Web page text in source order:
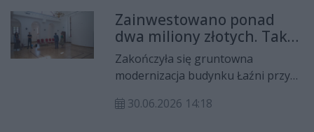
Radomskiego Czerwca 1976 roku i
odręcznie zapisują ich wspomnienia
rozpoczynające się od słów „To
pamiętam...".
Zainwestowano ponad
dwa miliony złotych. Tak
wygląda teraz wizytówka
Radomia
Zakończyła się gruntowna
modernizacja budynku Łaźni przy
pochłonęła ponad dwa miliony
30.06.2026 14:18